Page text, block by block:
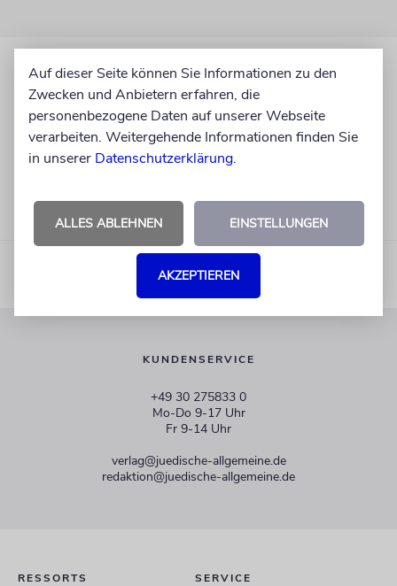
KUNDENSERVICE
+49 30 275833 0
Mo-Do 9-17 Uhr
Fr 9-14 Uhr
verlag@juedische-allgemeine.de
redaktion@juedische-allgemeine.de
RESSORTS SERVICE
Auf dieser Seite können Sie Informationen zu den
Zwecken und Anbietern erfahren, die
personenbezogene Daten auf unserer Webseite
verarbeiten. Weitergehende Informationen finden Sie
in unserer Datenschutzerklärung.
ALLES ABLEHNEN EINSTELLUNGEN
AKZEPTIEREN